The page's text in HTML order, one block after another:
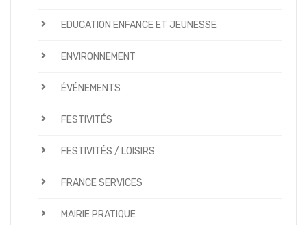
EDUCATION ENFANCE ET JEUNESSE
ENVIRONNEMENT
ÉVÉNEMENTS
FESTIVITÉS
FESTIVITÉS / LOISIRS
FRANCE SERVICES
MAIRIE PRATIQUE